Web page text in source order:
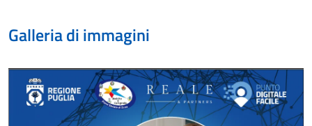
Galleria di immagini